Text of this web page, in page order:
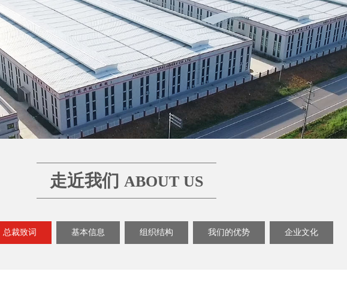
走近我们 ABOUT US
总裁致词 基本信息 组织结构 我们的优势 企业文化